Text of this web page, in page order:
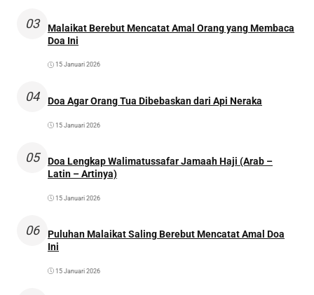
03
Malaikat Berebut Mencatat Amal Orang yang Membaca
Doa Ini
15 Januari 2026
04 Doa Agar Orang Tua Dibebaskan dari Api Neraka
15 Januari 2026
05
Doa Lengkap Walimatussafar Jamaah Haji (Arab –
Latin – Artinya)
15 Januari 2026
06
Puluhan Malaikat Saling Berebut Mencatat Amal Doa
Ini
15 Januari 2026